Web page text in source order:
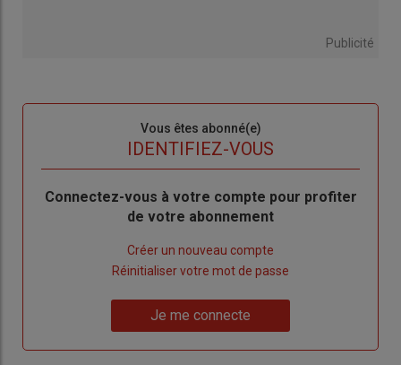
Publicité
Vous êtes abonné(e)
IDENTIFIEZ-VOUS
Body
Connectez-vous à votre compte pour profiter
de votre abonnement
Créer un nouveau compte
de
Réinitialiser votre mot de passe
me
Je me connecte